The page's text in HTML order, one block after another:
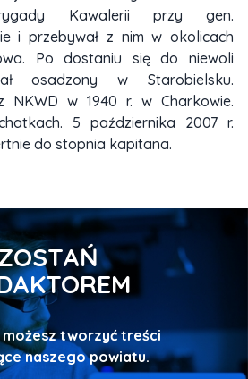
Kawalerii przy gen.
i przebywał z nim w okolicach
Po dostaniu się do niewoli
osadzony w Starobielsku.
NKWD w 1940 r. w Charkowie.
5 października 2007 r.
do stopnia kapitana.
tworzyć treści
dotyczące naszego powiatu.